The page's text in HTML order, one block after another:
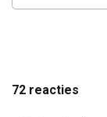
72 reacties